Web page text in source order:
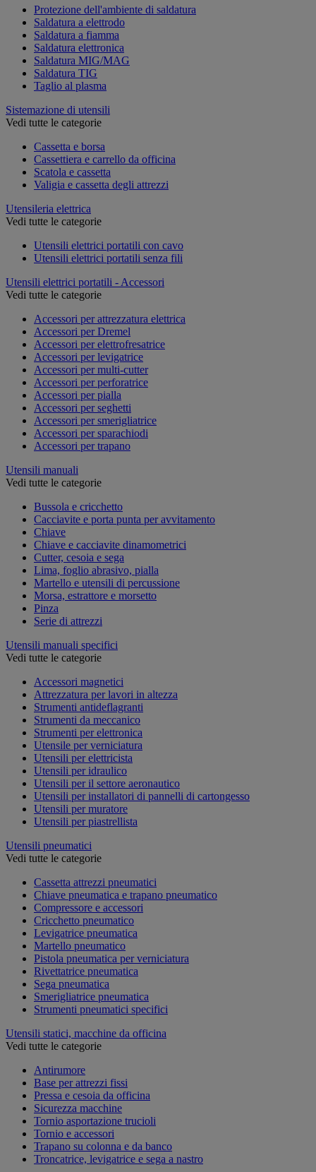
Protezione dell'ambiente di saldatura
Saldatura a elettrodo
Saldatura a fiamma
Saldatura elettronica
Saldatura MIG/MAG
Saldatura TIG
Taglio al plasma
Sistemazione di utensili
Vedi tutte le categorie
Cassetta e borsa
Cassettiera e carrello da officina
Scatola e cassetta
Valigia e cassetta degli attrezzi
Utensileria elettrica
Vedi tutte le categorie
Utensili elettrici portatili con cavo
Utensili elettrici portatili senza fili
Utensili elettrici portatili - Accessori
Vedi tutte le categorie
Accessori per attrezzatura elettrica
Accessori per Dremel
Accessori per elettrofresatrice
Accessori per levigatrice
Accessori per multi-cutter
Accessori per perforatrice
Accessori per pialla
Accessori per seghetti
Accessori per smerigliatrice
Accessori per sparachiodi
Accessori per trapano
Utensili manuali
Vedi tutte le categorie
Bussola e cricchetto
Cacciavite e porta punta per avvitamento
Chiave
Chiave e cacciavite dinamometrici
Cutter, cesoia e sega
Lima, foglio abrasivo, pialla
Martello e utensili di percussione
Morsa, estrattore e morsetto
Pinza
Serie di attrezzi
Utensili manuali specifici
Vedi tutte le categorie
Accessori magnetici
Attrezzatura per lavori in altezza
Strumenti antideflagranti
Strumenti da meccanico
Strumenti per elettronica
Utensile per verniciatura
Utensili per elettricista
Utensili per idraulico
Utensili per il settore aeronautico
Utensili per installatori di pannelli di cartongesso
Utensili per muratore
Utensili per piastrellista
Utensili pneumatici
Vedi tutte le categorie
Cassetta attrezzi pneumatici
Chiave pneumatica e trapano pneumatico
Compressore e accessori
Cricchetto pneumatico
Levigatrice pneumatica
Martello pneumatico
Pistola pneumatica per verniciatura
Rivettatrice pneumatica
Sega pneumatica
Smerigliatrice pneumatica
Strumenti pneumatici specifici
Utensili statici, macchine da officina
Vedi tutte le categorie
Antirumore
Base per attrezzi fissi
Pressa e cesoia da officina
Sicurezza macchine
Tornio asportazione trucioli
Tornio e accessori
Trapano su colonna e da banco
Troncatrice, levigatrice e sega a nastro